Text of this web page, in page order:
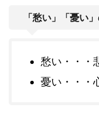
「愁い」「憂い
愁い・・・
憂い・・・